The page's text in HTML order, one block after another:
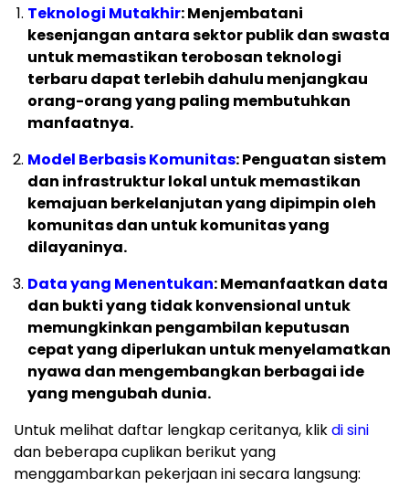
Teknologi Mutakhir: Menjembatani
kesenjangan antara sektor publik dan swasta
untuk memastikan terobosan teknologi
terbaru dapat terlebih dahulu menjangkau
orang-orang yang paling membutuhkan
manfaatnya.
Model Berbasis Komunitas: Penguatan sistem
dan infrastruktur lokal untuk memastikan
kemajuan berkelanjutan yang dipimpin oleh
komunitas dan untuk komunitas yang
dilayaninya.
Data yang Menentukan: Memanfaatkan data
dan bukti yang tidak konvensional untuk
memungkinkan pengambilan keputusan
cepat yang diperlukan untuk menyelamatkan
nyawa dan mengembangkan berbagai ide
yang mengubah dunia.
Untuk melihat daftar lengkap ceritanya, klikdi sini
dan beberapa cuplikan berikut yang
menggambarkan pekerjaan ini secara langsung: